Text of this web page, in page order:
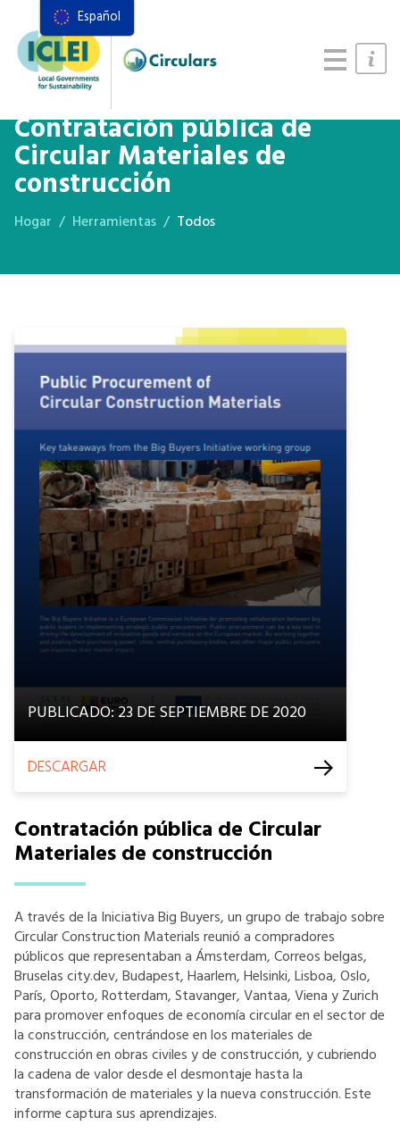
Recursos
Marco de acciones
Contratación pública de
Circular Materiales de
construcción
Hogar Herramientas Todos
PUBLICADO: 23 DE SEPTIEMBRE DE 2020
DESCARGAR
Contratación pública de Circular
Materiales de construcción
A través de la Iniciativa Big Buyers, un grupo de trabajo sobre
Circular Construction Materials reunió a compradores
públicos que representaban a Ámsterdam, Correos belgas,
Bruselas city.dev, Budapest, Haarlem, Helsinki, Lisboa, Oslo,
París, Oporto, Rotterdam, Stavanger, Vantaa, Viena y Zurich
para promover enfoques de economía circular en el sector de
la construcción, centrándose en los materiales de
construcción en obras civiles y de construcción, y cubriendo
la cadena de valor desde el desmontaje hasta la
transformación de materiales y la nueva construcción. Este
informe captura sus aprendizajes.
Español